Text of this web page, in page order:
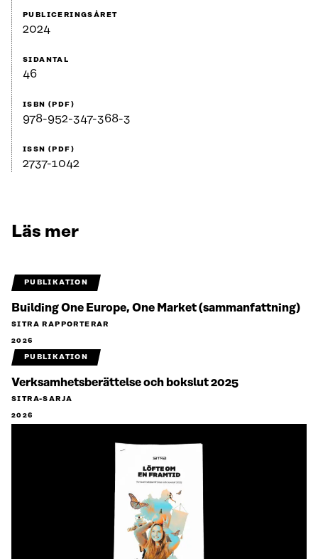
PUBLICERINGSÅRET
2024
SIDANTAL
46
ISBN (PDF)
978-952-347-368-3
ISSN (PDF)
2737-1042
Läs mer
PUBLIKATION
Building One Europe, One Market (sammanfattning)
SITRA RAPPORTERAR
2026
PUBLIKATION
Verksamhetsberättelse och bokslut 2025
SITRA-SARJA
2026